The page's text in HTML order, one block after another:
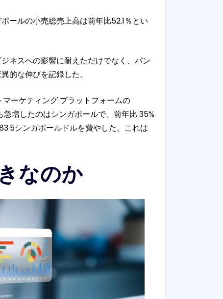
ールの小売総売上高は前年比52.1％とい
ネスへの影響に耐えただけでなく、パン
的な伸びを記録した。
ーケティング プラットフォームの
増したのはシンガポールで、前年比 35%
シンガポールドルを費やした。これは
なのか